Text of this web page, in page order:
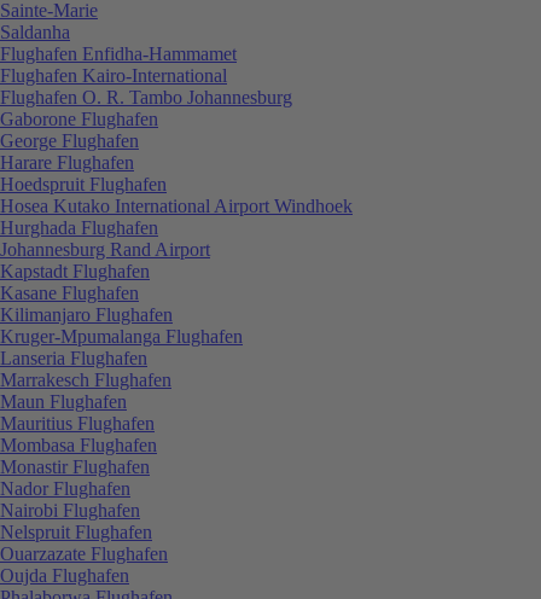
Sainte-Marie
Saldanha
Flughafen Enfidha-Hammamet
Flughafen Kairo-International
Flughafen O. R. Tambo Johannesburg
Gaborone Flughafen
George Flughafen
Harare Flughafen
Hoedspruit Flughafen
Hosea Kutako International Airport Windhoek
Hurghada Flughafen
Johannesburg Rand Airport
Kapstadt Flughafen
Kasane Flughafen
Kilimanjaro Flughafen
Kruger-Mpumalanga Flughafen
Lanseria Flughafen
Marrakesch Flughafen
Maun Flughafen
Mauritius Flughafen
Mombasa Flughafen
Monastir Flughafen
Nador Flughafen
Nairobi Flughafen
Nelspruit Flughafen
Ouarzazate Flughafen
Oujda Flughafen